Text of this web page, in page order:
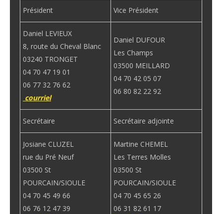
Président Vice Président
Daniel LEVIEUX
8, route du Cheval Blanc
03240 TRONGET
04 70 47 19 01
06 77 32 76 62
courriel
Daniel DUFOUR
Les Champs
03500 MEILLARD
04 70 42 05 07
06 80 82 22 92
Secrétaire Secrétaire adjointe
Josiane CLUZEL
rue du Pré Neuf
03500 St
POURCAIN/SIOULE
04 70 45 49 66
06 76 12 47 39
Martine CHEMEL
Les Terres Molles
03500 St
POURCAIN/SIOULE
04 70 45 65 26
06 31 82 61 17